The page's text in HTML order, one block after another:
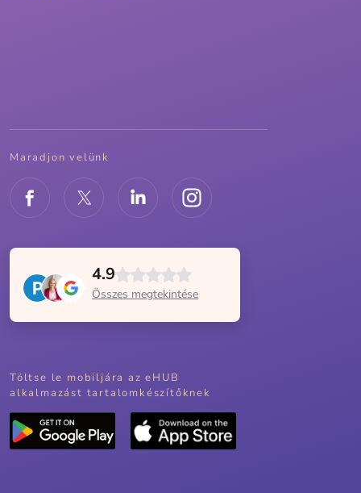
Maradjon velünk
4.9
Összes megtekintése
Töltse le mobiljára az eHUB
alkalmazást tartalomkészítőknek